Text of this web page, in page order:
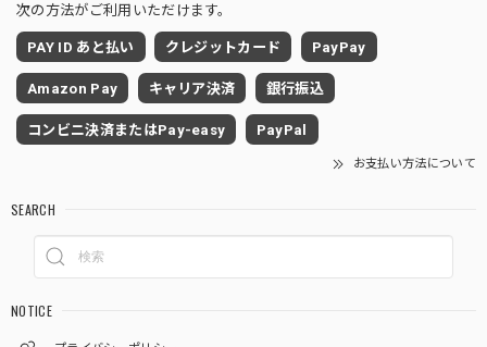
次の方法がご利用いただけます。
PAY ID あと払い クレジットカード PayPay
Amazon Pay キャリア決済 銀行振込
コンビニ決済またはPay-easy PayPal
お支払い方法について
SEARCH
NOTICE